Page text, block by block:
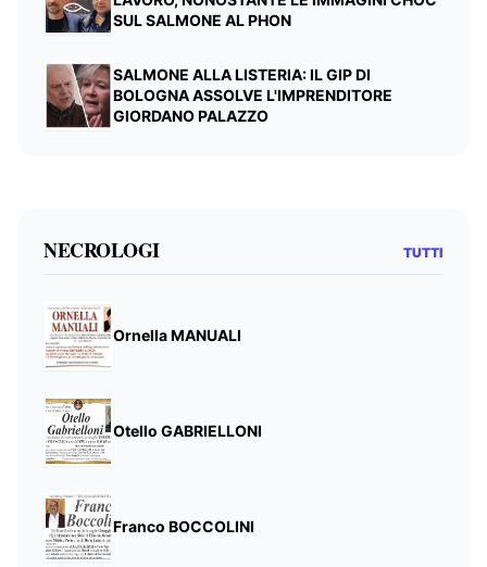
SUL SALMONE AL PHON
SALMONE ALLA LISTERIA: IL GIP DI
BOLOGNA ASSOLVE L'IMPRENDITORE
GIORDANO PALAZZO
NECROLOGI TUTTI
Ornella MANUALI
Otello GABRIELLONI
Franco BOCCOLINI